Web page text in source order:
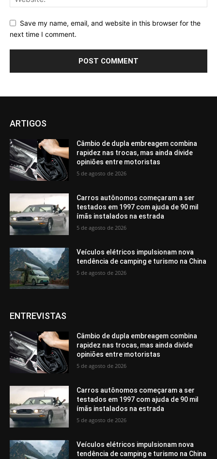
Save my name, email, and website in this browser for the
next time I comment.
ARTIGOS
Câmbio de dupla embreagem combina
rapidez nas trocas, mas ainda divide
opiniões entre motoristas
5 de agosto de 2026
Carros autônomos começaram a ser
testados em 1997 com ajuda de 90 mil
ímãs instalados na estrada
5 de agosto de 2026
Veículos elétricos impulsionam nova
tendência de camping e turismo na China
5 de agosto de 2026
ENTREVISTAS
Câmbio de dupla embreagem combina
rapidez nas trocas, mas ainda divide
opiniões entre motoristas
5 de agosto de 2026
Carros autônomos começaram a ser
testados em 1997 com ajuda de 90 mil
ímãs instalados na estrada
5 de agosto de 2026
Veículos elétricos impulsionam nova
tendência de camping e turismo na China